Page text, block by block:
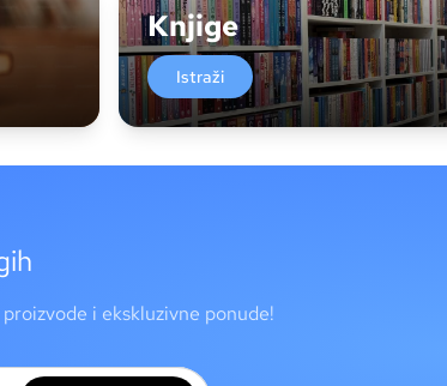
Knjige
Istraži
i ekskluzivne ponude!